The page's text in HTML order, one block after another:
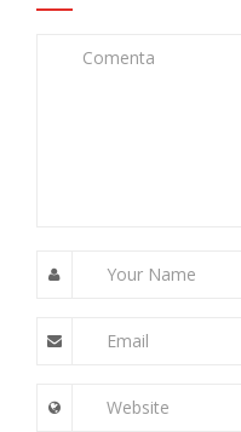
Comenta
Your Name
Email
Website